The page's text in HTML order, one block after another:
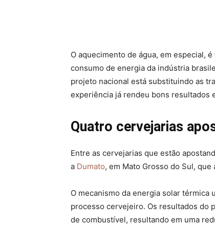
O aquecimento de água, em especial,
consumo de energia da indústria
projeto nacional está substituindo as
experiência já rendeu bons resultados
Quatro cervejarias
Entre as cervejarias que estão
a Dumato, em Mato Grosso do Sul,
O mecanismo da energia solar térmica
processo cervejeiro. Os resultados do
de combustível, resultando em uma